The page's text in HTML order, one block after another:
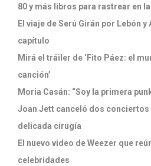
80 y más libros para rastrear en la
El viaje de Serú Girán por Lebón y
capítulo
Mirá el tráiler de ‘Fito Páez: el
canción’
Moria Casán: “Soy la primera
Joan Jett canceló dos conciertos
delicada cirugía
El nuevo video de Weezer que
celebridades